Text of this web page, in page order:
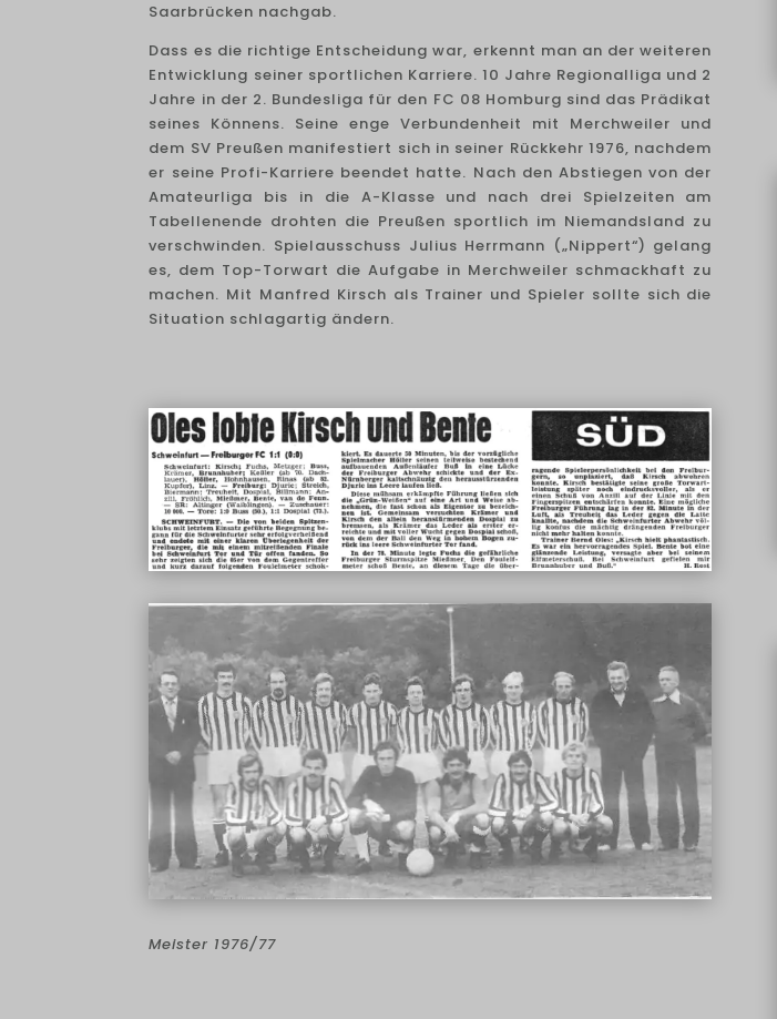
Saarbrücken nachgab.
Dass es die richtige Entscheidung war, erkennt man an der weiteren
Entwicklung seiner sportlichen Karriere. 10 Jahre Regionalliga und 2
Jahre in der 2. Bundesliga für den FC 08 Homburg sind das Prädikat
seines Könnens. Seine enge Verbundenheit mit Merchweiler und
dem SV Preußen manifestiert sich in seiner Rückkehr 1976, nachdem
er seine Profi-Karriere beendet hatte. Nach den Abstiegen von der
Amateurliga bis in die A-Klasse und nach drei Spielzeiten am
Tabellenende drohten die Preußen sportlich im Niemandsland zu
verschwinden. Spielausschuss Julius Herrmann („Nippert“) gelang
es, dem Top-Torwart die Aufgabe in Merchweiler schmackhaft zu
machen. Mit Manfred Kirsch als Trainer und Spieler sollte sich die
Situation schlagartig ändern.
Meister 1976/77